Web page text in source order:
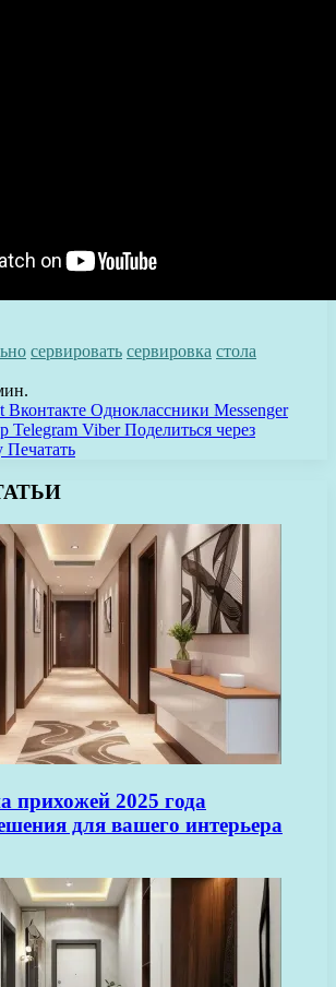
сервировать сервировка стола
Вконтакте Одноклассники Messenger
Telegram Viber Поделиться через
Печатать
прихожей 2025 года
для вашего интерьера